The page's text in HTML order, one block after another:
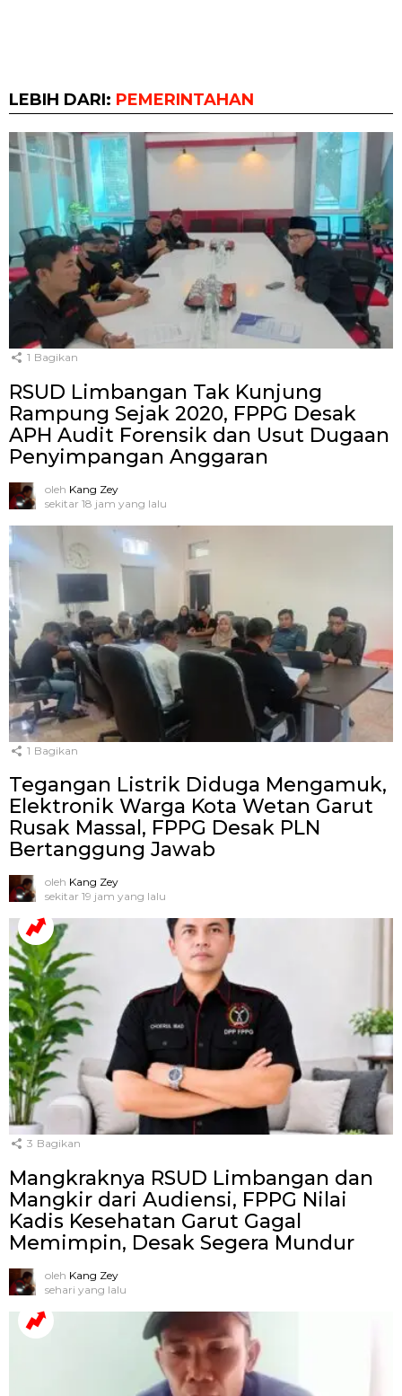
LEBIH DARI: PEMERINTAHAN
1 Bagikan
RSUD Limbangan Tak Kunjung
Rampung Sejak 2020, FPPG Desak
APH Audit Forensik dan Usut Dugaan
Penyimpangan Anggaran
oleh Kang Zey
sekitar 18 jam yang lalu
1 Bagikan
Tegangan Listrik Diduga Mengamuk,
Elektronik Warga Kota Wetan Garut
Rusak Massal, FPPG Desak PLN
Bertanggung Jawab
oleh Kang Zey
sekitar 19 jam yang lalu
3 Bagikan
Mangkraknya RSUD Limbangan dan
Mangkir dari Audiensi, FPPG Nilai
Kadis Kesehatan Garut Gagal
Memimpin, Desak Segera Mundur
oleh Kang Zey
sehari yang lalu